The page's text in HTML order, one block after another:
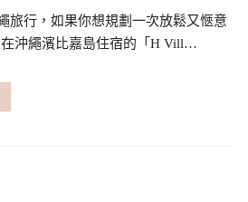
旅行，如果你想規劃一次放鬆又愜意
沖繩濱比嘉島住宿的「H Vill…